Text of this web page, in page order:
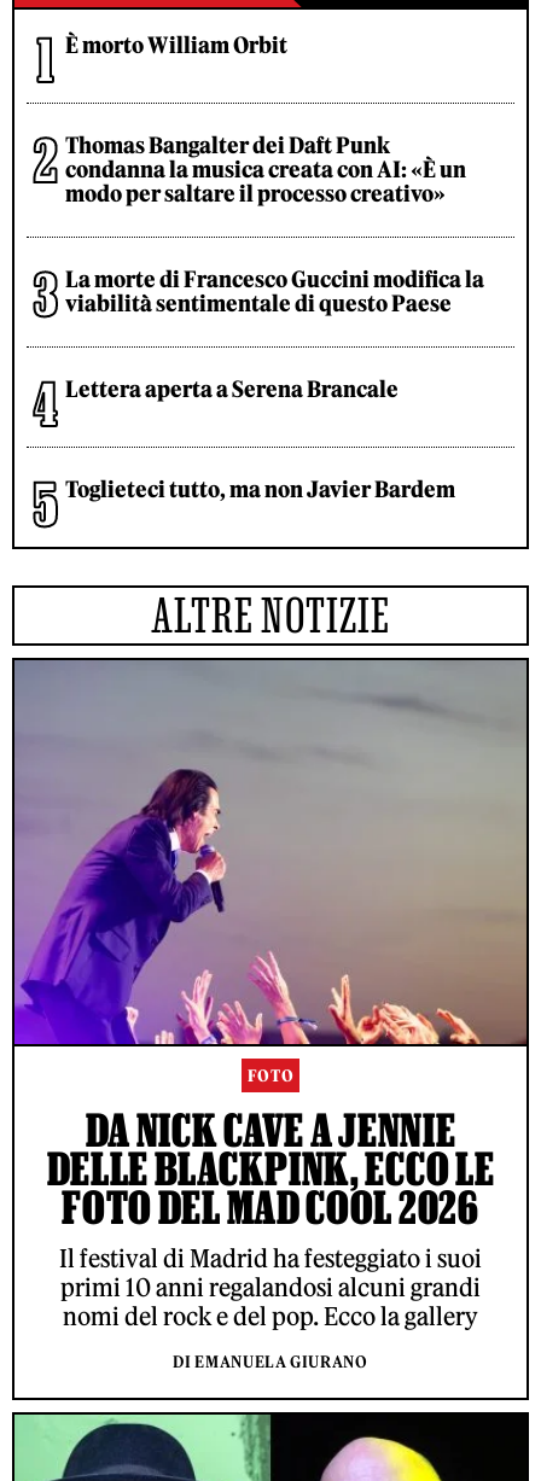
È morto William Orbit
Thomas Bangalter dei Daft Punk
condanna la musica creata con AI: «È un
modo per saltare il processo creativo»
La morte di Francesco Guccini modifica la
viabilità sentimentale di questo Paese
Lettera aperta a Serena Brancale
Toglieteci tutto, ma non Javier Bardem
ALTRE NOTIZIE
FOTO
DA NICK CAVE A JENNIE
DELLE BLACKPINK, ECCO LE
FOTO DEL MAD COOL 2026
Il festival di Madrid ha festeggiato i suoi
primi 10 anni regalandosi alcuni grandi
nomi del rock e del pop. Ecco la gallery
DI EMANUELA GIURANO